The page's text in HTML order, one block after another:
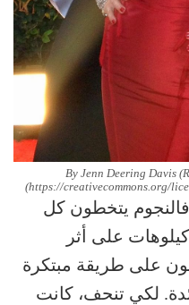
By Jenn Deering Davis
(https://creativecommons.org/
فالنجوم يتخطون كل
على أثر
على طريقة مبتكرة
لكي تنحف، كانت